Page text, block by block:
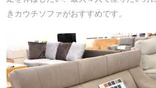
きカウチソファがおすすめです。